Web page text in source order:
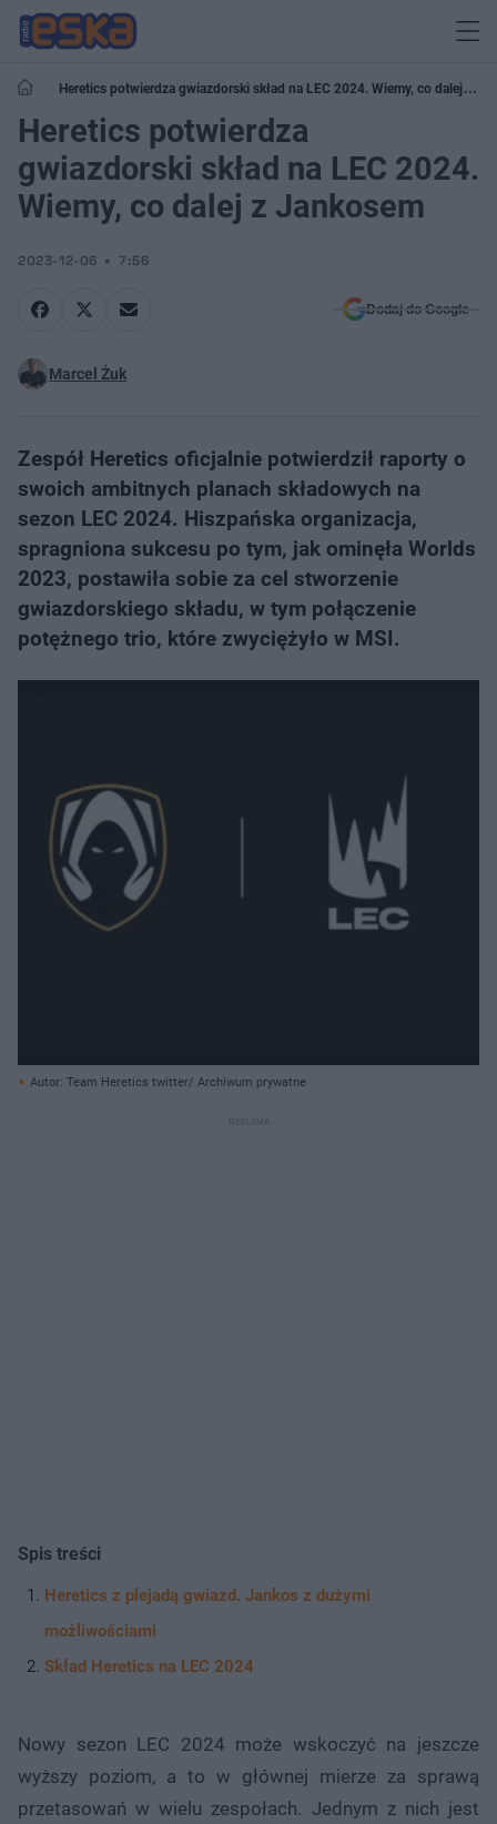
Heretics potwierdza gwiazdorski skład na LEC 2024. Wiemy, co dalej z
Jankosem
Heretics potwierdza
gwiazdorski skład na LEC 2024.
Wiemy, co dalej z Jankosem
2023-12-06 7:56
Dodaj do Google
Marcel Żuk
Zespół Heretics oficjalnie potwierdził raporty o
swoich ambitnych planach składowych na
sezon LEC 2024. Hiszpańska organizacja,
spragniona sukcesu po tym, jak ominęła Worlds
2023, postawiła sobie za cel stworzenie
gwiazdorskiego składu, w tym połączenie
potężnego trio, które zwyciężyło w MSI.
Autor: Team Heretics twitter/ Archiwum prywatne
Spis treści
Heretics z plejadą gwiazd. Jankos z dużymi
możliwościami
Skład Heretics na LEC 2024
Nowy sezon LEC 2024 może wskoczyć na jeszcze
wyższy poziom, a to w głównej mierze za sprawą
przetasowań w wielu zespołach. Jednym z nich jest